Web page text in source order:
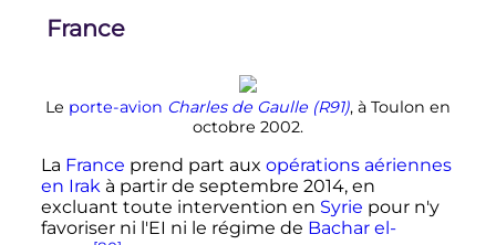
France
Le porte-avion Charles de Gaulle (R91), à Toulon en
octobre 2002.
La France prend part aux opérations aériennes
en Irakà partir de septembre 2014, en
excluant toute intervention en Syrie pour n'y
favoriser ni l'EI ni le régime de Bachar el-